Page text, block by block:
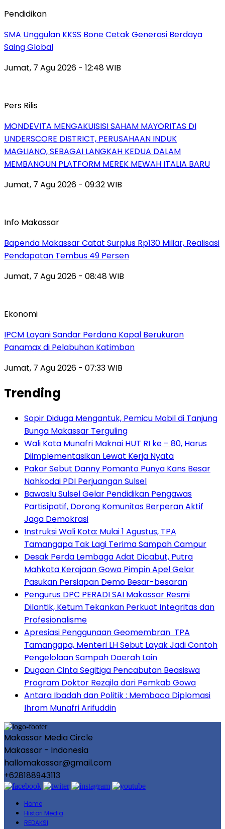
Pendidikan
SMA Unggulan KKSS Bone Cetak Generasi Berdaya
Saing Global
Jumat, 7 Agu 2026 - 12:48 WIB
Pers Rilis
MONDEVITA MENGAKUISISI SAHAM MAYORITAS DI
UNDERSCORE DISTRICT, PERUSAHAAN INDUK
MAGLIANO, SEBAGAI LANGKAH KEDUA DALAM
MEMBANGUN PLATFORM MEREK MEWAH ITALIA BARU
Jumat, 7 Agu 2026 - 09:32 WIB
Info Makassar
Bapenda Makassar Catat Surplus Rp130 Miliar, Realisasi
Pendapatan Tembus 49 Persen
Jumat, 7 Agu 2026 - 08:48 WIB
Ekonomi
IPCM Layani Sandar Perdana Kapal Berukuran
Panamax di Pelabuhan Katimban
Jumat, 7 Agu 2026 - 07:33 WIB
Trending
Sopir Diduga Mengantuk, Pemicu Mobil di Tanjung
Bunga Makassar Terguling
Wali Kota Munafri Maknai HUT RI ke – 80, Harus
Diimplementasikan Lewat Kerja Nyata
Pakar Sebut Danny Pomanto Punya Kans Besar
Nahkodai PDI Perjuangan Sulsel
Bawaslu Sulsel Gelar Pendidikan Pengawas
Partisipatif, Dorong Komunitas Berperan Aktif
Jaga Demokrasi
Instruksi Wali Kota: Mulai 1 Agustus, TPA
Tamangapa Tak Lagi Terima Sampah Campur
Desak Perda Lembaga Adat Dicabut, Putra
Mahkota Kerajaan Gowa Pimpin Apel Gelar
Pasukan Persiapan Demo Besar-besaran
Pengurus DPC PERADI SAI Makassar Resmi
Dilantik, Ketum Tekankan Perkuat Integritas dan
Profesionalisme
Apresiasi Penggunaan Geomembran TPA
Tamangapa, Menteri LH Sebut Layak Jadi Contoh
Pengelolaan Sampah Daerah Lain
Dugaan Cinta Segitiga Pencabutan Beasiswa
Program Doktor Rezqila dari Pemkab Gowa
Antara Ibadah dan Politik : Membaca Diplomasi
Ihram Munafri Arifuddin
Makassar Media Circle
Makassar - Indonesia
hallomakassar@gmail.com
+628188943113
Home
Histori Media
REDAKSI